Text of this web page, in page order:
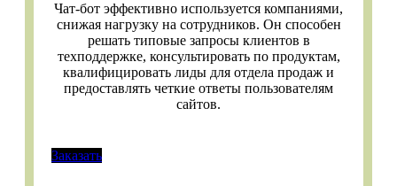
Чат-бот эффективно используется компаниями,
снижая нагрузку на сотрудников. Он способен
решать типовые запросы клиентов в
техподдержке, консультировать по продуктам,
квалифицировать лиды для отдела продаж и
предоставлять четкие ответы пользователям
сайтов.
Заказать